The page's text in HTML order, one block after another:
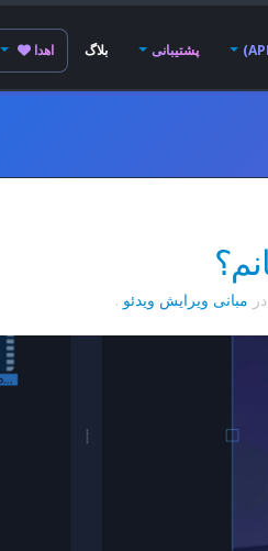
پشتیبانی بلاگ اهدا
در مبانی ویرایش ویدئو .